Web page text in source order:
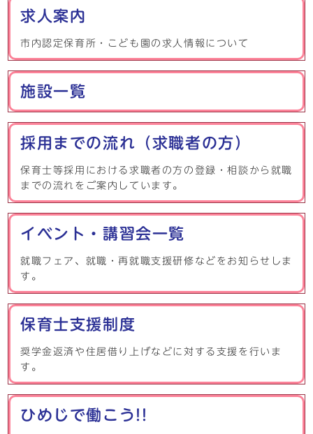
求人案内
市内認定保育所・こども園の求人情報について
施設一覧
採用までの流れ（求職者の方）
保育士等採用における求職者の方の登録・相談から就職
までの流れをご案内しています。
イベント・講習会一覧
就職フェア、就職・再就職支援研修などをお知らせしま
す。
保育士支援制度
奨学金返済や住居借り上げなどに対する支援を行いま
す。
ひめじで働こう!!